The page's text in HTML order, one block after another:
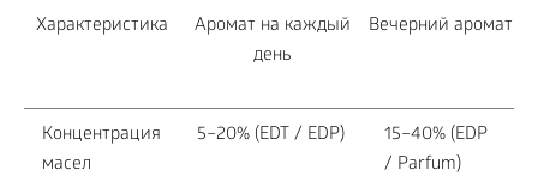
Характеристика
Аромат на каждый
день
Вечерний аромат
Концентрация
масел
5–20% (EDT / EDP)
15–40% (EDP
/ Parfum)